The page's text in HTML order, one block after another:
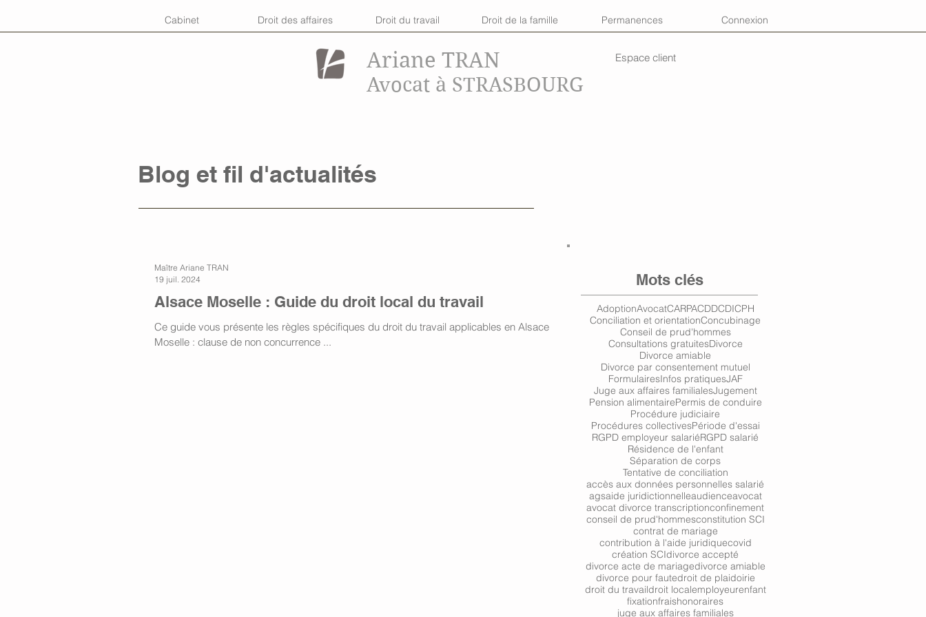
Cabinet Droit des affaires Droit du travail Droit de la famille Permanences Connexion
Ariane TRAN
Avocat à STRASBOURG
Espace client
Blog et fil d'actualités
Alsace Moselle : Guide du droit local du travail
Ce guide vous présente les règles spécifiques du droit du travail applicables en Alsace
Moselle : clause de non concurrence ...
Maître Ariane TRAN
19 juil. 2024
Mots clés
AdoptionAvocatCARPACDDCDICPH
Conciliation et orientationConcubinage
Conseil de prud'hommes
Consultations gratuitesDivorce
Divorce amiable
Divorce par consentement mutuel
FormulairesInfos pratiquesJAF
Juge aux affaires familialesJugement
Pension alimentairePermis de conduire
Procédure judiciaire
Procédures collectivesPériode d'essai
RGPD employeur salariéRGPD salarié
Résidence de l'enfant
Séparation de corps
Tentative de conciliation
accès aux données personnelles salarié
agsaide juridictionnelleaudienceavocat
avocat divorce transcriptionconfinement
conseil de prud'hommesconstitution SCI
contrat de mariage
contribution à l'aide juridiquecovid
création SCIdivorce accepté
divorce acte de mariagedivorce amiable
divorce pour fautedroit de plaidoirie
droit du travaildroit localemployeurenfant
fixationfraishonoraires
juge aux affaires familiales